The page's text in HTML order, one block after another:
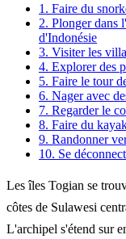
1. Faire du
2. Plonger dans
d'Indonésie
3. Visiter les
4. Explorer des
5. Faire le tour
6. Nager avec
7. Regarder le
8. Faire du
9. Randonner
10. Se
Les îles Togian se
côtes de Sulawesi
L'archipel s'étend sur